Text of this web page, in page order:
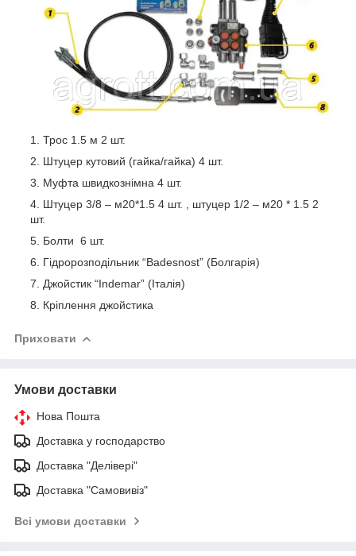
Трос 1.5 м 2 шт.
Штуцер кутовий (гайка/гайка) 4 шт.
Муфта швидкознімна 4 шт.
Штуцер 3/8 – м20*1.5 4 шт. , штуцер 1/2 – м20 * 1.5 2
шт.
Болти 6 шт.
Гідророзподільник “Badesnost” (Болгарія)
Джойстик “Indemar” (Італія)
Кріплення джойстика
Приховати
Умови доставки
Нова Пошта
Доставка у господарство
Доставка "Делівері"
Доставка "Самовивіз"
Всі умови доставки